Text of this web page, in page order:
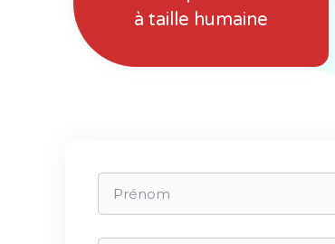
à taille humaine